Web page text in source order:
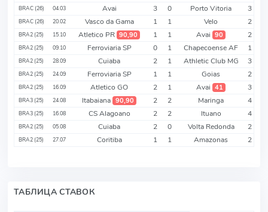
BRAC (26) 04.03 Avai 3 0 Porto Vitoria 3
BRAC (26) 20.02 Vasco da Gama 1 1 Velo 2
BRA2 (25) 15.10 Atletico PR 90,90 1 1 Avai 90 2
BRA2 (25) 09.10 Ferroviaria SP 0 1 Chapecoense AF 1
BRA2 (25) 28.09 Cuiaba 2 1 Athletic Club MG 3
BRA2 (25) 24.09 Ferroviaria SP 1 1 Goias 2
BRA2 (25) 16.09 Atletico GO 2 1 Avai 41 3
BRA3 (25) 24.08 Itabaiana 90,90 2 2 Maringa 4
BRA3 (25) 16.08 CS Alagoano 2 2 Ituano 4
BRA2 (25) 05.08 Cuiaba 2 0 Volta Redonda 2
BRA2 (25) 27.07 Coritiba 1 1 Amazonas 2
ТАБЛИЦА СТАВОК